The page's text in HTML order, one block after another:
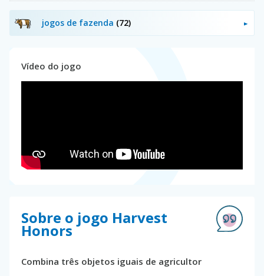
jogos de fazenda (72)
Vídeo do jogo
Sobre o jogo Harvest
Honors
Combina três objetos iguais de agricultor